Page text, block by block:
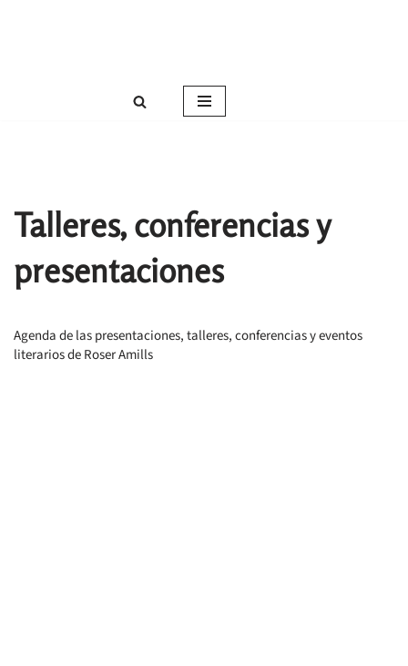
Talleres, conferencias y
presentaciones
Agenda de las presentaciones, talleres, conferencias y eventos
literarios de Roser Amills